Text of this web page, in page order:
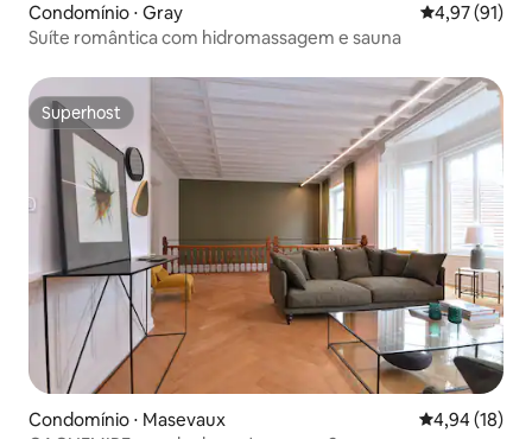
Condomínio ⋅ Gray 4,97 de uma
4,97 (91)
Suíte romântica com hidromassagem e sauna
Superhost
Superhost
Condomínio ⋅ Masevaux 4,94 de uma
4,94 (18)